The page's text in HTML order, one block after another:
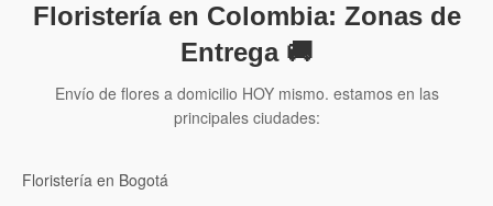
Floristería en Colombia: Zonas de
Entrega 🚚
Envío de flores a domicilio HOY mismo. estamos en las
principales ciudades:
Floristería en Bogotá